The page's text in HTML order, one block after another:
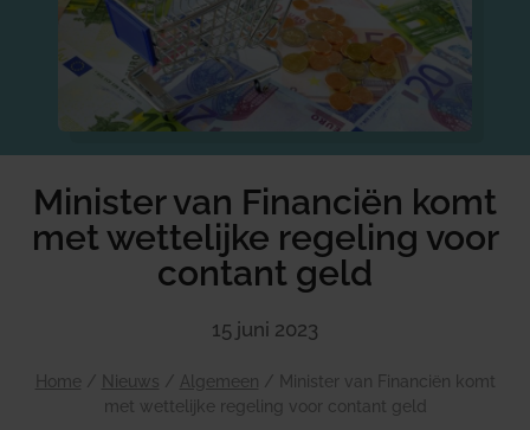
Minister van Financiën komt
met wettelijke regeling voor
contant geld
15 juni 2023
Home / Nieuws / Algemeen / Minister van Financiën komt
met wettelijke regeling voor contant geld